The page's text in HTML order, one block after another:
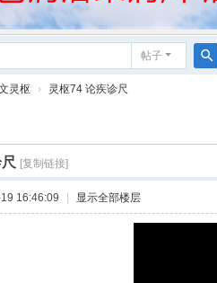
帖子
灵枢 › 灵枢74 论疾诊尺
[复制链接]
16:46:09 显示全部楼层